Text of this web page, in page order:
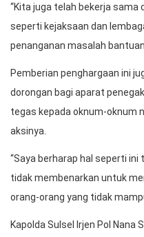
“Kita juga telah bekerja sama
seperti kejaksaan dan
penanganan masalah
Pemberian penghargaan ini
dorongan bagi aparat
tegas kepada oknum-oknum
aksinya.
“Saya berharap hal seperti
tidak membenarkan untuk
orang-orang yang tidak
Kapolda Sulsel Irjen Pol Nana